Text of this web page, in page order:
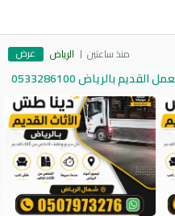
منذ ساعتين الرياض عرض
بالرياض 0533286100